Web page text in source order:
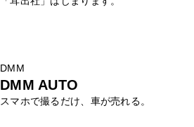
DMM
DMM AUTO
スマホで撮るだけ、車が売れる。